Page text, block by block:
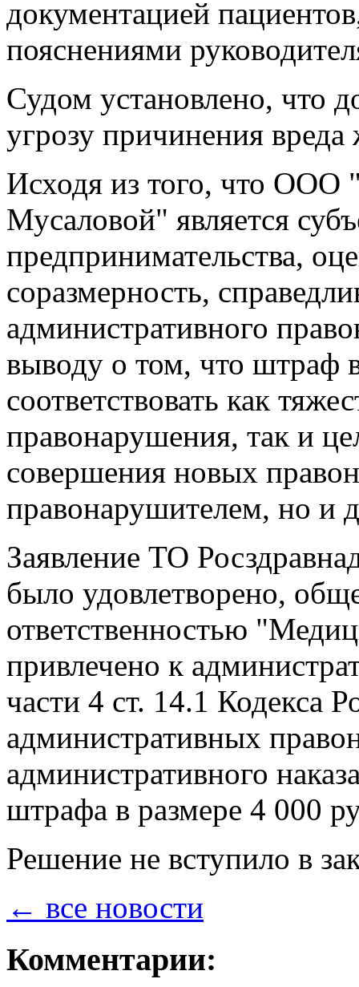
документацией
пояснениями
Судом установлено, что
угрозу причинения
Исходя из того, что ООО
Мусаловой" является
предпринимательства,
соразмерность,
административного
выводу о том, что штраф
соответствовать как
правонарушения, так и
совершения новых
правонарушителем, но и
Заявление ТО
было удовлетворено,
ответственностью
привлечено к
части 4 ст. 14.1 Кодекса
административных
административного
штрафа в размере 4 000
Решение не вступило в
← все новости
Комментарии: